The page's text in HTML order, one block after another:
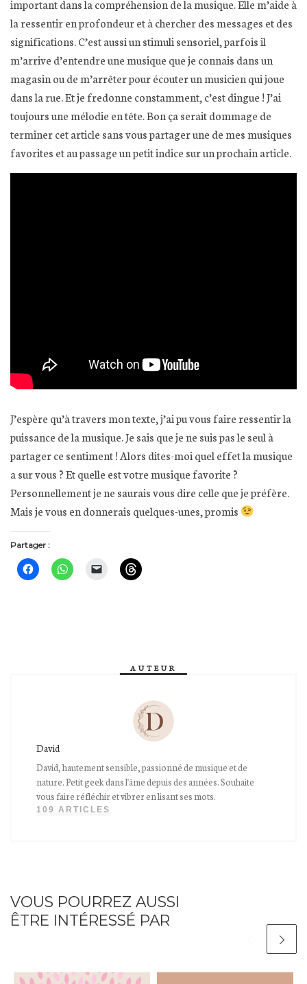
important dans la compréhension de la musique. Elle m’aide à
la ressentir en profondeur et à chercher des messages et des
significations. C’est aussi un stimuli sensoriel, parfois il
m’arrive d’entendre une musique que je connais dans un
magasin ou de m’arrêter pour écouter un musicien qui joue
dans la rue. Et je fredonne constamment, c’est dingue ! J’ai
toujours une mélodie en tête. Bon ça serait dommage de
terminer cet article sans vous partager une de mes musiques
favorites et au passage un petit indice sur un prochain article.
J’espère qu’à travers mon texte, j’ai pu vous faire ressentir la
puissance de la musique. Je sais que je ne suis pas le seul à
partager ce sentiment ! Alors dites-moi quel effet la musique
a sur vous ? Et quelle est votre musique favorite ?
Personnellement je ne saurais vous dire celle que je préfère.
Mais je vous en donnerais quelques-unes, promis
Partager :
AUTEUR
David
David, hautement sensible, passionné de musique et de
nature. Petit geek dans l'âme depuis des années. Souhaite
vous faire réfléchir et vibrer en lisant ses mots.
109 ARTICLES
VOUS POURREZ AUSSI
ÊTRE INTÉRESSÉ PAR